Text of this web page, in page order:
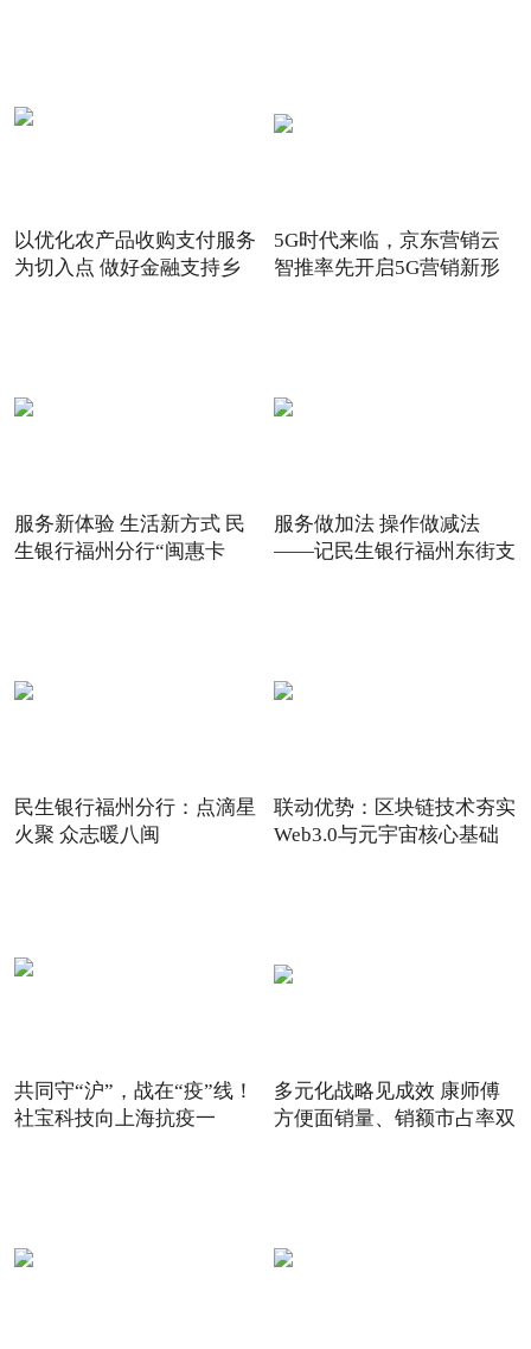
以优化农产品收购支付服务
为切入点 做好金融支持乡
5G时代来临，京东营销云
智推率先开启5G营销新形
服务新体验 生活新方式 民
生银行福州分行“闽惠卡
服务做加法 操作做减法
——记民生银行福州东街支
民生银行福州分行：点滴星
火聚 众志暖八闽
联动优势：区块链技术夯实
Web3.0与元宇宙核心基础
共同守“沪”，战在“疫”线！
社宝科技向上海抗疫一
多元化战略见成效 康师傅
方便面销量、销额市占率双